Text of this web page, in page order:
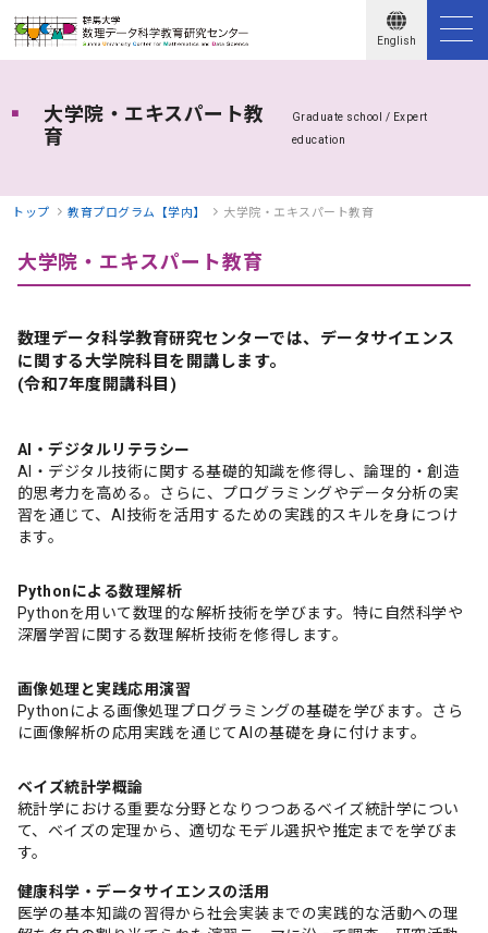
English
大学院・エキスパート教
育
Graduate school / Expert
education
トップ 教育プログラム【学内】 大学院・エキスパート教育
大学院・エキスパート教育
数理データ科学教育研究センターでは、データサイエンス
に関する大学院科目を開講します。
(令和7年度開講科目)
AI・デジタルリテラシー
AI・デジタル技術に関する基礎的知識を修得し、論理的・創造
的思考力を高める。さらに、プログラミングやデータ分析の実
習を通じて、AI技術を活用するための実践的スキルを身につけ
ます。
Pythonによる数理解析
Pythonを用いて数理的な解析技術を学びます。特に自然科学や
深層学習に関する数理解析技術を修得します。
画像処理と実践応用演習
Pythonによる画像処理プログラミングの基礎を学びます。さら
に画像解析の応用実践を通じてAIの基礎を身に付けます。
ベイズ統計学概論
統計学における重要な分野となりつつあるベイズ統計学につい
て、ベイズの定理から、適切なモデル選択や推定までを学びま
す。
健康科学・データサイエンスの活用
医学の基本知識の習得から社会実装までの実践的な活動への理